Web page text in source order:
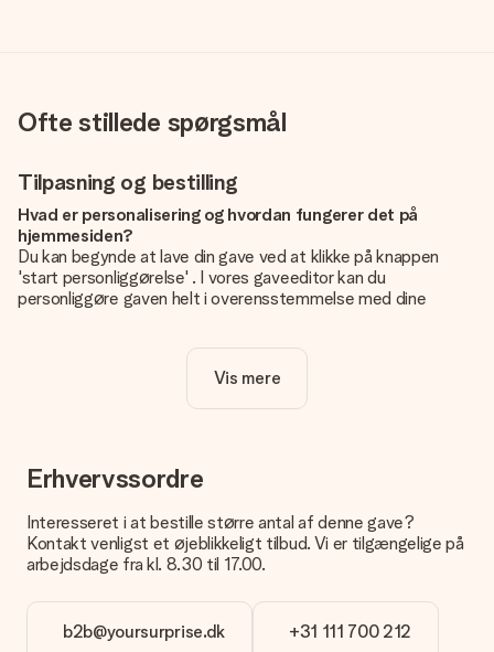
Ofte stillede spørgsmål
Tilpasning og bestilling
Hvad er personalisering og hvordan fungerer det på
hjemmesiden?
Du kan begynde at lave din gave ved at klikke på knappen
'start personliggørelse' . I vores gaveeditor kan du
personliggøre gaven helt i overensstemmelse med dine
Er personalisering inkluderet i prisen?
Prisen der vises på hjemmesiden omfatter personliggørelse
Hvordan ved jeg, om mit billede har den rigtige kvalitet?
Vi vil være sikre på, at du er helt tilfreds med din gave. Derfor
om kvaliteten af dit billede, kan du kontakte vores
kundeservice og vedlægge dit foto sammen med den gave,
du er interesseret i at bestille. Så kan de tjekke kvaliteten for
Hvilke formater kan jeg uploade?
Vis mere
Erhvervssordre
Interesseret i at bestille større antal af denne gave?
Kontakt venligst et øjeblikkeligt tilbud. Vi er tilgængelige på
arbejdsdage fra kl. 8.30 til 17.00.
b2b@yoursurprise.dk +31 111 700 212